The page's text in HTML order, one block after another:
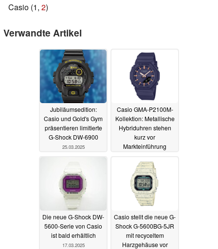
Casio (1, 2)
Verwandte Artikel
Jubiläumsedition:
Casio und Gold's Gym
präsentieren limitierte
G-Shock DW-6900
25.03.2025
Casio GMA-P2100M-
Kollektion: Metallische
Hybriduhren stehen
kurz vor
Markteinführung
Die neue G-Shock DW-
5600-Serie von Casio
ist bald erhältlich
17.03.2025
Casio stellt die neue G-
Shock G-5600BG-5JR
mit recyceltem
Harzgehäuse vor